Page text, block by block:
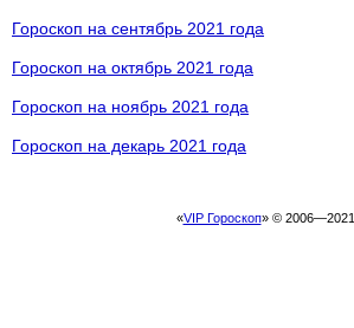
Гороскоп на сентябрь 2021 года
Гороскоп на октябрь 2021 года
Гороскоп на ноябрь 2021 года
Гороскоп на декарь 2021 года
«VIP Гороскоп» © 2006—2021